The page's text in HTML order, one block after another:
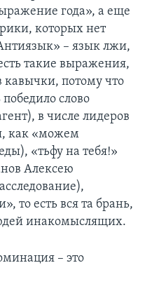
года», а еще
которых нет
– язык лжи,
такие выражения,
кавычки, потому что
слово
в числе лидеров
как «можем
«тьфу на тебя!»
Алексею
то есть вся та брань,
инакомыслящих.
– это